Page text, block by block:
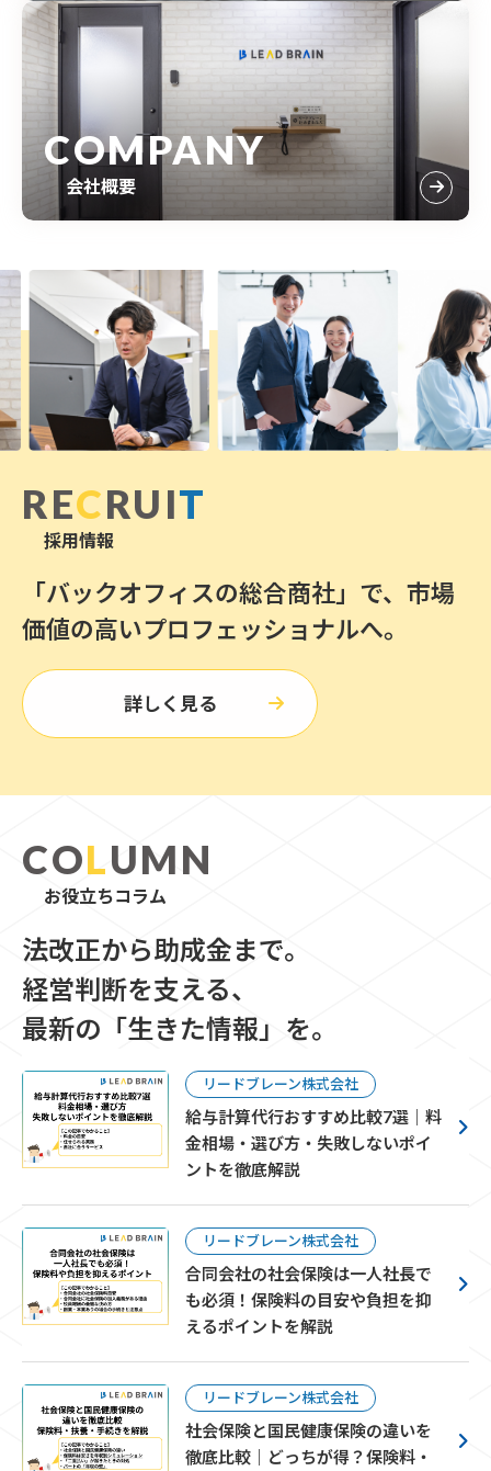
COMPANY
会社概要
RECRUIT
採用情報
「バックオフィスの総合商社」で、 市場
価値の高いプロフェッショナルへ。
詳しく見る
COLUMN
お役立ちコラム
法改正から助成金まで。
経営判断を支える、
最新の「生きた情報」を。
リードブレーン株式会社
給与計算代行おすすめ比較7選｜料
金相場・選び方・失敗しないポイ
ントを徹底解説
リードブレーン株式会社
合同会社の社会保険は一人社長で
も必須！保険料の目安や負担を抑
えるポイントを解説
リードブレーン株式会社
社会保険と国民健康保険の違いを
徹底比較｜どっちが得？保険料・